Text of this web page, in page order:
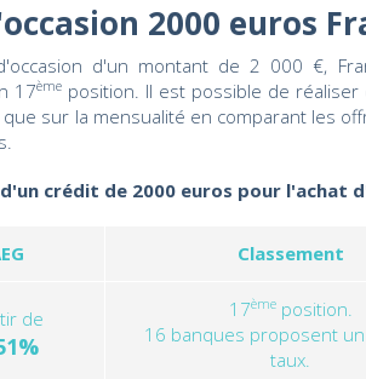
2000 euros
d'un montant de 2 000 €,
17ème position. Il est possible de
sur la mensualité en comparant les
crédit de 2000 euros pour l'achat
Classement
de 17èmeposition.
16 banques proposent
taux.